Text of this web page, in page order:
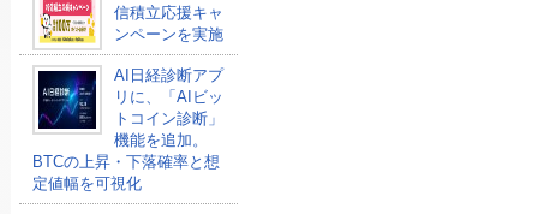
信積立応援キャ
ンペーンを実施
AI日経診断アプ
リに、「AIビッ
トコイン診断」
機能を追加。
BTCの上昇・下落確率と想
定値幅を可視化